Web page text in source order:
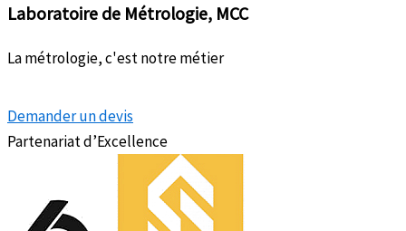
Laboratoire de Métrologie, MCC
La métrologie, c'est notre métier
Demander un devis
Partenariat d’Excellence